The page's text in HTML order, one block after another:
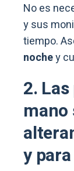
No es
y sus
tiempo.
nochey
2.
mano
y